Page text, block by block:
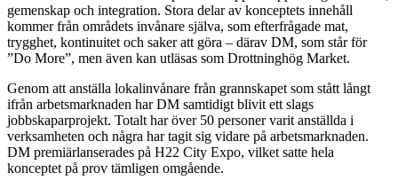
gemenskap och integration. Stora delar av konceptets innehåll
kommer från områdets invånare själva, som efterfrågade mat,
trygghet, kontinuitet och saker att göra – därav DM, som står för
”Do More”, men även kan utläsas som Drottninghög Market.
Genom att anställa lokalinvånare från grannskapet som stått långt
ifrån arbetsmarknaden har DM samtidigt blivit ett slags
jobbskaparprojekt. Totalt har över 50 personer varit anställda i
verksamheten och några har tagit sig vidare på arbetsmarknaden.
DM premiärlanserades på H22 City Expo, vilket satte hela
konceptet på prov tämligen omgående.